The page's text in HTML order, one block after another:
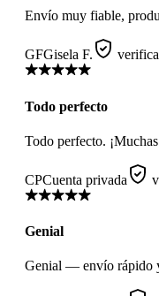
Envío muy fiable,
GFGisela F.
Todo perfecto
Todo perfecto.
CPCuenta privada
Genial
Genial — envío rápido